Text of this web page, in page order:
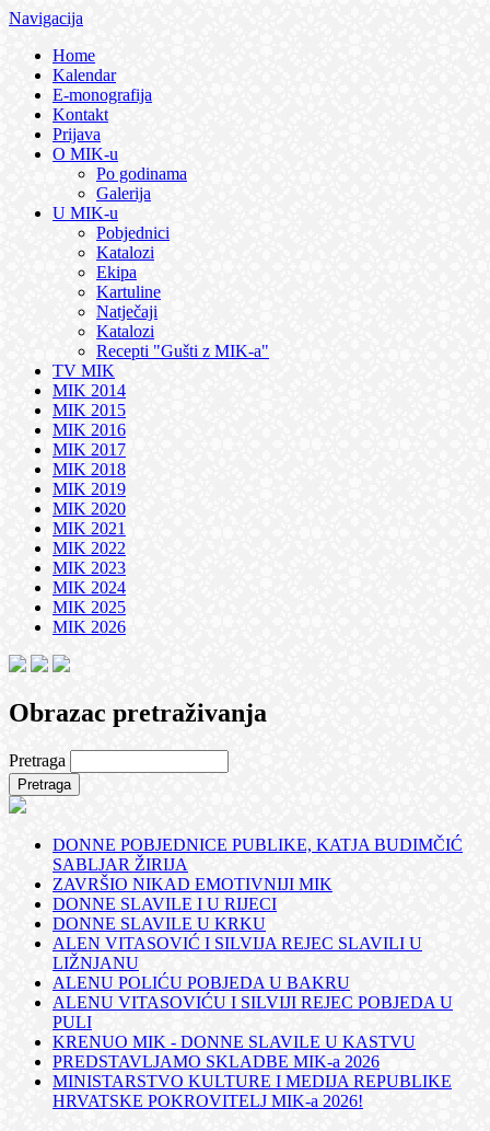
Navigacija
Home
Kalendar
E-monografija
Kontakt
Prijava
O MIK-u
Po godinama
Galerija
U MIK-u
Pobjednici
Katalozi
Ekipa
Kartuline
Natječaji
Katalozi
Recepti "Gušti z MIK-a"
TV MIK
MIK 2014
MIK 2015
MIK 2016
MIK 2017
MIK 2018
MIK 2019
MIK 2020
MIK 2021
MIK 2022
MIK 2023
MIK 2024
MIK 2025
MIK 2026
Obrazac pretraživanja
Pretraga
DONNE POBJEDNICE PUBLIKE, KATJA BUDIMČIĆ
SABLJAR ŽIRIJA
ZAVRŠIO NIKAD EMOTIVNIJI MIK
DONNE SLAVILE I U RIJECI
DONNE SLAVILE U KRKU
ALEN VITASOVIĆ I SILVIJA REJEC SLAVILI U
LIŽNJANU
ALENU POLIĆU POBJEDA U BAKRU
ALENU VITASOVIĆU I SILVIJI REJEC POBJEDA U
PULI
KRENUO MIK - DONNE SLAVILE U KASTVU
PREDSTAVLJAMO SKLADBE MIK-a 2026
MINISTARSTVO KULTURE I MEDIJA REPUBLIKE
HRVATSKE POKROVITELJ MIK-a 2026!